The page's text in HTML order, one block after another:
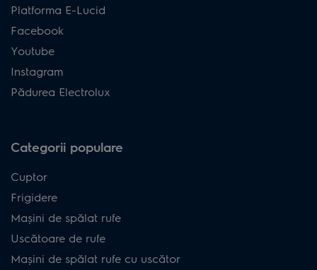
Platforma E-Lucid
Facebook
Youtube
Instagram
Pădurea Electrolux
Categorii populare
Cuptor
Frigidere
Mașini de spălat rufe
Uscătoare de rufe
Mașini de spălat rufe cu uscător